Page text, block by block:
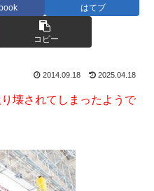
はてブ
コピー
2014.09.18 2025.04.18
壊されてしまったようで